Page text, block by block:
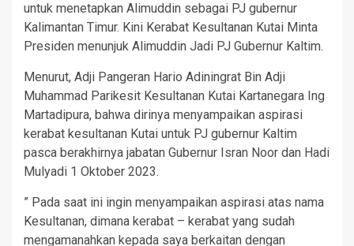
untuk menetapkan Alimuddin sebagai PJ gubernur
Kalimantan Timur. Kini Kerabat Kesultanan Kutai Minta
Presiden menunjuk Alimuddin Jadi PJ Gubernur Kaltim.
Menurut, Adji Pangeran Hario Adiningrat Bin Adji
Muhammad Parikesit Kesultanan Kutai Kartanegara Ing
Martadipura, bahwa dirinya menyampaikan aspirasi
kerabat kesultanan Kutai untuk PJ gubernur Kaltim
pasca berakhirnya jabatan Gubernur Isran Noor dan Hadi
Mulyadi 1 Oktober 2023.
” Pada saat ini ingin menyampaikan aspirasi atas nama
Kesultanan, dimana kerabat – kerabat yang sudah
mengamanahkan kepada saya berkaitan dengan